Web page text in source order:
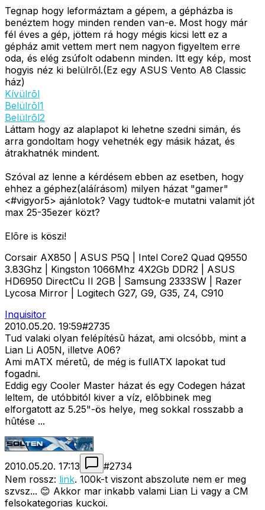
Tegnap hogy leformáztam a gépem, a gépházba is
benéztem hogy minden renden van-e. Most hogy már
fél éves a gép, jöttem rá hogy mégis kicsi lett ez a
gépház amit vettem mert nem nagyon figyeltem erre
oda, és elég zsúfolt odabenn minden. Itt egy kép, most
hogyis néz ki belülrõl.(Ez egy ASUS Vento A8 Classic
ház)
Kívülrõl
Belülrõl1
Belülrõl2
Láttam hogy az alaplapot ki lehetne szedni simán, és
arra gondoltam hogy vehetnék egy másik házat, és
átrakhatnék mindent.
Szóval az lenne a kérdésem ebben az esetben, hogy
ehhez a géphez(aláírásom) milyen házat "gamer"
<#vigyor5> ajánlotok? Vagy tudtok-e mutatni valamit jót
max 25-35ezer közt?
Elõre is köszi!
Corsair AX850 | ASUS P5Q | Intel Core2 Quad Q9550
3.83Ghz | Kingston 1066Mhz 4X2Gb DDR2 | ASUS
HD6950 DirectCu II 2GB | Samsung 2333SW | Razer
Lycosa Mirror | Logitech G27, G9, G35, Z4, C910
Inquisitor
2010.05.20. 19:59#2735
Tud valaki olyan felépítésû házat, ami olcsóbb, mint a
Lian Li A05N, illetve A06?
Ami mATX méretû, de még is fullATX lapokat tud
fogadni.
Eddig egy Cooler Master házat és egy Codegen házat
leltem, de utóbbitól kiver a víz, elõbbinek meg
elforgatott az 5.25"-ös helye, meg sokkal rosszabb a
hûtése ...
2010.05.20. 17:13 #2734
Nem rossz: link. 100k-t viszont abszolute nem er meg
szvsz... 😊 Akkor mar inkabb valami Lian Li vagy a CM
felsokategorias kuckoi.